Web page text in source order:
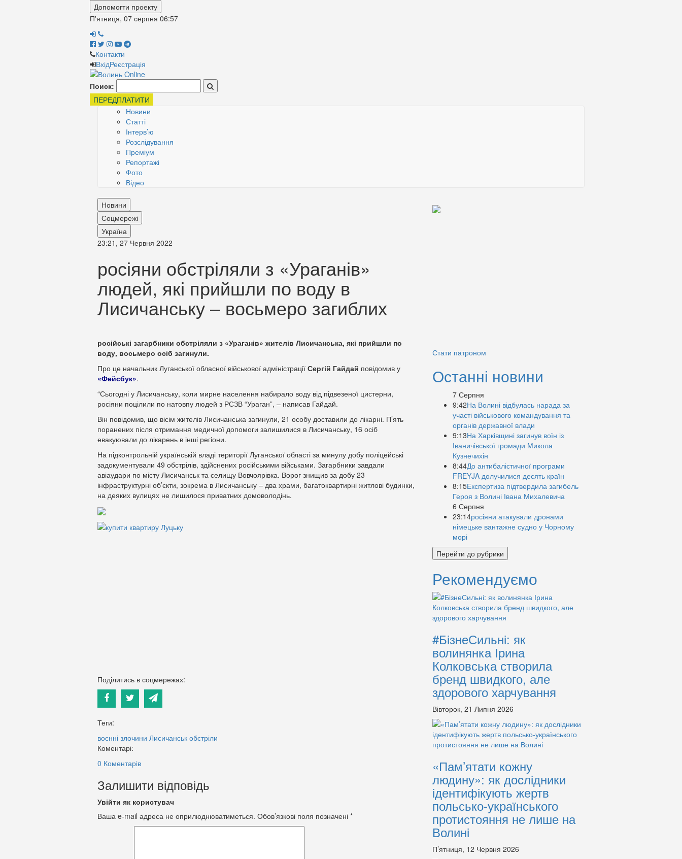
Допомогти проекту
П'ятниця, 07 серпня 06:57
Контакти
ВхідРеєстрація
Поиск:
ПЕРЕДПЛАТИТИ
Новини
Статті
Інтерв’ю
Розслідування
Преміум
Репортажі
Фото
Відео
Новини
Соцмережі
Україна
23:21, 27 Червня 2022
росіяни обстріляли з «Ураганів»
людей, які прийшли по воду в
Лисичанську – восьмеро загиблих
російські загарбники обстріляли з «Ураганів» жителів Лисичанська, які прийшли по
воду, восьмеро осіб загинули.
Про це начальник Луганської обласної військової адміністрації Сергій Гайдай повідомив у
«Фейсбук».
“Сьогодні у Лисичанську, коли мирне населення набирало воду від підвезеної цистерни,
росіяни поцілили по натовпу людей з РСЗВ “Ураган”, – написав Гайдай.
Він повідомив, що вісім жителів Лисичанська загинули, 21 особу доставили до лікарні. П’ять
поранених після отримання медичної допомоги залишилися в Лисичанську, 16 осіб
евакуювали до лікарень в інші регіони.
На підконтрольній українській владі території Луганської області за минулу добу поліцейські
задокументували 49 обстрілів, здійснених російськими військами. Загарбники завдали
авіаудари по місту Лисичанськ та селищу Вовчоярівка. Ворог знищив за добу 23
інфраструктурні об’єкти, зокрема в Лисичанську – два храми, багатоквартирні житлові будинки,
на деяких вулицях не лишилося приватних домоволодінь.
Поділитись в соцмережах:
Теги:
воєнні злочини Лисичанськ обстріли
Коментарі:
0 Коментарів
Залишити відповідь
Увійти як користувач
Ваша e-mail адреса не оприлюднюватиметься. Обов’язкові поля позначені *
Стати патроном
Останні новини
7 Серпня
9:42На Волині відбулась нарада за
участі військового командування та
органів державної влади
9:13На Харківщині загинув воїн із
Іваничівської громади Микола
Кузнечихін
8:44До антибалістичної програми
FREYJA долучилися десять країн
8:15Експертиза підтвердила загибель
Героя з Волині Івана Михалевича
6 Серпня
23:14росіяни атакували дронами
німецьке вантажне судно у Чорному
морі
Перейти до рубрики
Рекомендуємо
#БізнеСильні: як
волинянка Ірина
Колковська створила
бренд швидкого, але
здорового харчування
Вівторок, 21 Липня 2026
«Пам’ятати кожну
людину»: як дослідники
ідентифікують жертв
польсько-українського
протистояння не лише на
Волині
П’ятниця, 12 Червня 2026